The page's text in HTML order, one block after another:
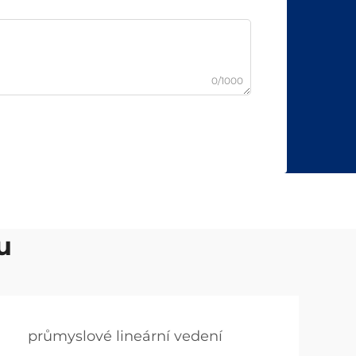
0/1000
průmyslové lineární vedení